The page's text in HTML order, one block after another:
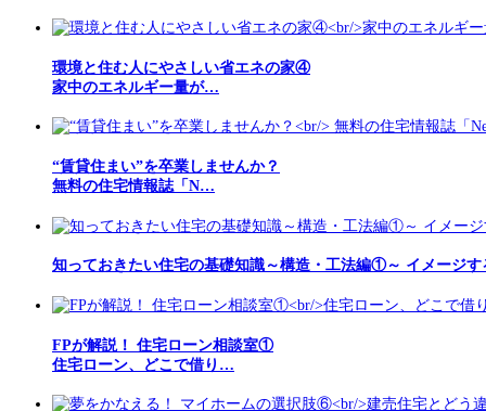
環境と住む人にやさしい省エネの家④
家中のエネルギー量が…
“賃貸住まい”を卒業しませんか？
無料の住宅情報誌「N…
知っておきたい住宅の基礎知識～構造・工法編①～ イメージ
FPが解説！ 住宅ローン相談室①
住宅ローン、どこで借り…